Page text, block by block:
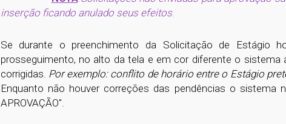
inserção ficando anulado seus efeitos.
Se durante o preenchimento da Solicitação de Estágio
prosseguimento, no alto da tela e em cor diferente o sistema
corrigidas. Por exemplo: conflito de horário entre o Estágio
Enquanto não houver correções das pendências o sistema
APROVAÇÃO".